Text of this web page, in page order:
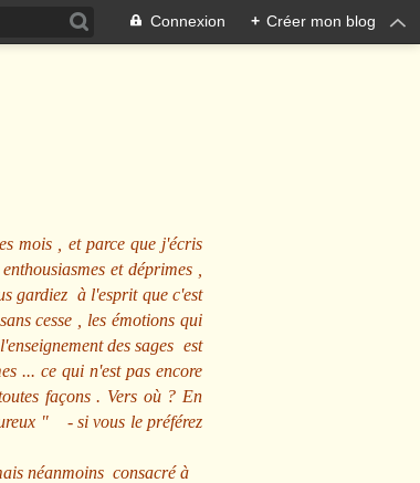
Connexion + Créer mon blog
mois , et parce que j'écris
et déprimes ,
gardiez à l'esprit que c'est
cesse , les émotions qui
des sages est
... ce qui n'est pas encore
façons . Vers où ? En
" - si vous le préférez
néanmoins consacré à